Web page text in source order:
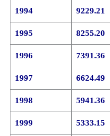
1994 9229.21
1995 8255.20
1996 7391.36
1997 6624.49
1998 5941.36
1999 5333.15